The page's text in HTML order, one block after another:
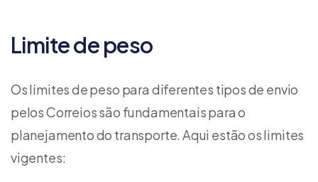
Limite de peso
Os limites de peso para diferentes tipos de envio
pelos Correios são fundamentais para o
planejamento do transporte. Aqui estão os limites
vigentes: